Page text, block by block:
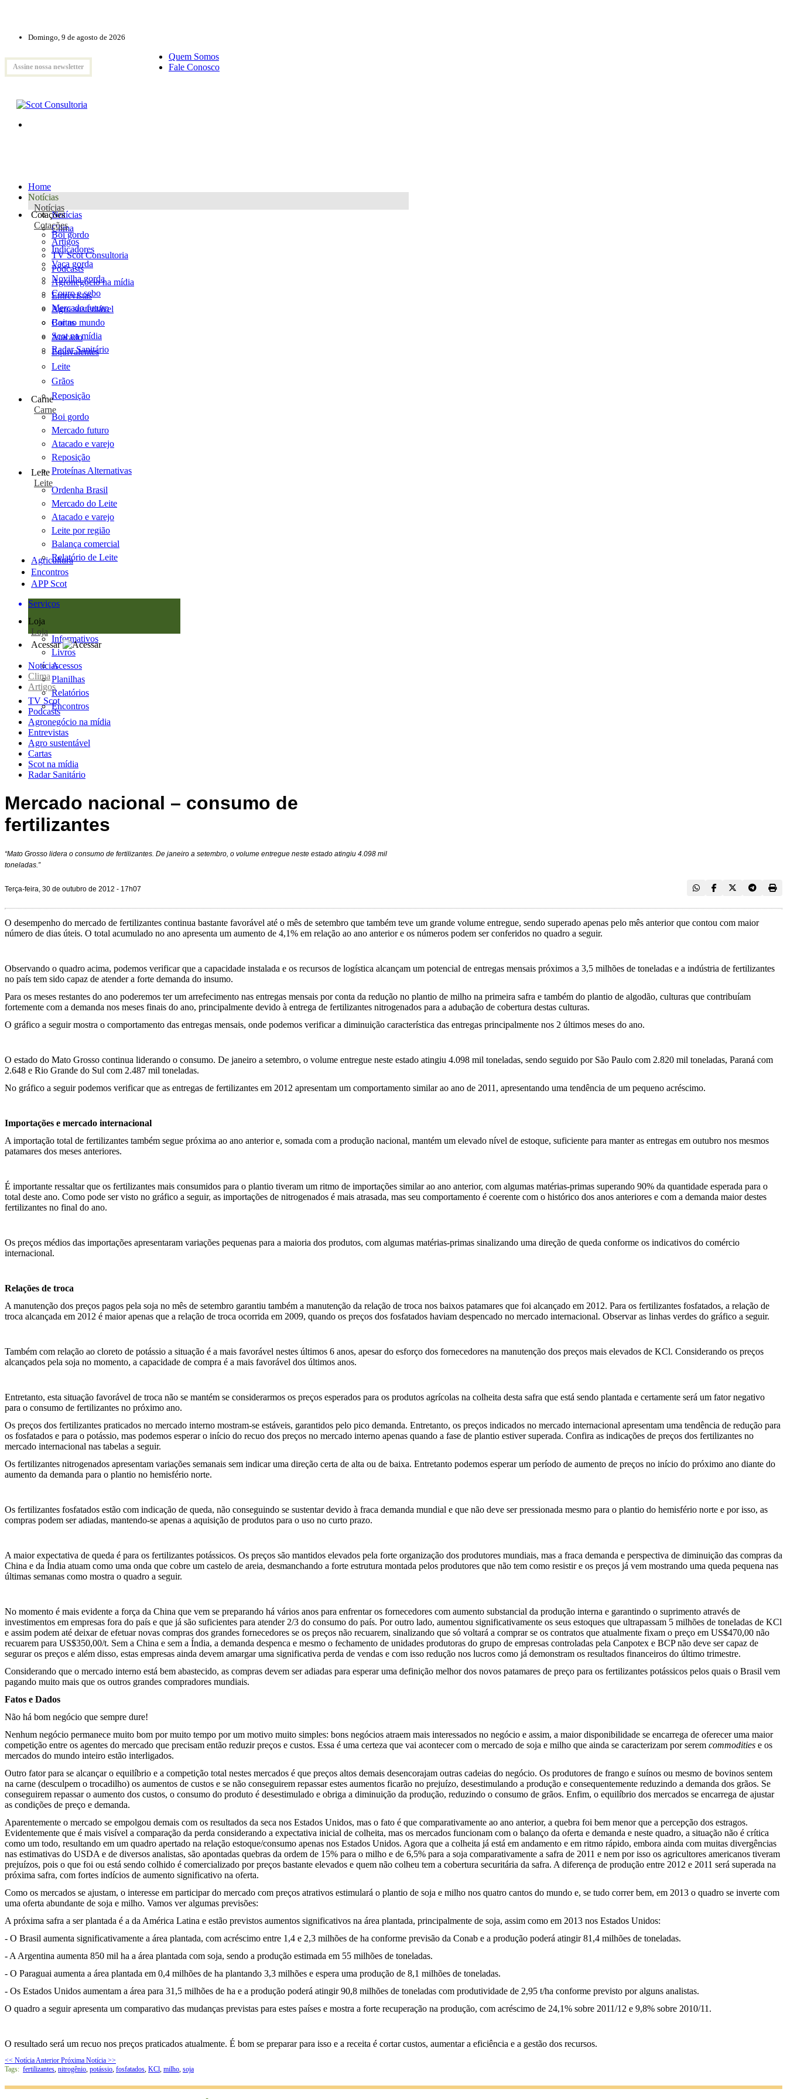
Domingo, 9 de agosto de 2026
Assine nossa newsletter
Quem Somos
Fale Conosco
Home
Notícias
Notícias
Notícias
Clima
Artigos
TV Scot Consultoria
Podcasts
Agronegócio na mídia
Entrevistas
Agro sustentável
Cartas
Scot na mídia
Radar Sanitário
Cotações
Cotações
Boi gordo
Indicadores
Vaca gorda
Novilha gorda
Couro e sebo
Mercado futuro
Boi no mundo
Atacado
Equivalentes
Leite
Grãos
Reposição
Carne
Carne
Boi gordo
Mercado futuro
Atacado e varejo
Reposição
Proteínas Alternativas
Leite
Leite
Ordenha Brasil
Mercado do Leite
Atacado e varejo
Leite por região
Balança comercial
Relatório de Leite
Agricultura
Encontros
APP Scot
Serviços
Loja
Loja
Informativos
Livros
Acessos
Planilhas
Relatórios
Encontros
Acessar
Notícias
Clima
Artigos
TV Scot
Podcasts
Agronegócio na mídia
Entrevistas
Agro sustentável
Cartas
Scot na mídia
Radar Sanitário
Mercado nacional – consumo de
fertilizantes
“Mato Grosso lidera o consumo de fertilizantes. De janeiro a setembro, o volume entregue neste estado atingiu 4.098 mil
toneladas.”
Terça-feira, 30 de outubro de 2012 - 17h07
O desempenho do mercado de fertilizantes continua bastante favorável até o mês de setembro que também teve um grande volume entregue, sendo superado apenas pelo mês anterior que contou com maior
número de dias úteis. O total acumulado no ano apresenta um aumento de 4,1% em relação ao ano anterior e os números podem ser conferidos no quadro a seguir.
Observando o quadro acima, podemos verificar que a capacidade instalada e os recursos de logística alcançam um potencial de entregas mensais próximos a 3,5 milhões de toneladas e a indústria de fertilizantes
no país tem sido capaz de atender a forte demanda do insumo.
Para os meses restantes do ano poderemos ter um arrefecimento nas entregas mensais por conta da redução no plantio de milho na primeira safra e também do plantio de algodão, culturas que contribuíam
fortemente com a demanda nos meses finais do ano, principalmente devido à entrega de fertilizantes nitrogenados para a adubação de cobertura destas culturas.
O gráfico a seguir mostra o comportamento das entregas mensais, onde podemos verificar a diminuição característica das entregas principalmente nos 2 últimos meses do ano.
O estado do Mato Grosso continua liderando o consumo. De janeiro a setembro, o volume entregue neste estado atingiu 4.098 mil toneladas, sendo seguido por São Paulo com 2.820 mil toneladas, Paraná com
2.648 e Rio Grande do Sul com 2.487 mil toneladas.
No gráfico a seguir podemos verificar que as entregas de fertilizantes em 2012 apresentam um comportamento similar ao ano de 2011, apresentando uma tendência de um pequeno acréscimo.
Importações e mercado internacional
A importação total de fertilizantes também segue próxima ao ano anterior e, somada com a produção nacional, mantém um elevado nível de estoque, suficiente para manter as entregas em outubro nos mesmos
patamares dos meses anteriores.
É importante ressaltar que os fertilizantes mais consumidos para o plantio tiveram um ritmo de importações similar ao ano anterior, com algumas matérias-primas superando 90% da quantidade esperada para o
total deste ano. Como pode ser visto no gráfico a seguir, as importações de nitrogenados é mais atrasada, mas seu comportamento é coerente com o histórico dos anos anteriores e com a demanda maior destes
fertilizantes no final do ano.
Os preços médios das importações apresentaram variações pequenas para a maioria dos produtos, com algumas matérias-primas sinalizando uma direção de queda conforme os indicativos do comércio
internacional.
Relações de troca
A manutenção dos preços pagos pela soja no mês de setembro garantiu também a manutenção da relação de troca nos baixos patamares que foi alcançado em 2012. Para os fertilizantes fosfatados, a relação de
troca alcançada em 2012 é maior apenas que a relação de troca ocorrida em 2009, quando os preços dos fosfatados haviam despencado no mercado internacional. Observar as linhas verdes do gráfico a seguir.
Também com relação ao cloreto de potássio a situação é a mais favorável nestes últimos 6 anos, apesar do esforço dos fornecedores na manutenção dos preços mais elevados de KCl. Considerando os preços
alcançados pela soja no momento, a capacidade de compra é a mais favorável dos últimos anos.
Entretanto, esta situação favorável de troca não se mantém se considerarmos os preços esperados para os produtos agrícolas na colheita desta safra que está sendo plantada e certamente será um fator negativo
para o consumo de fertilizantes no próximo ano.
Os preços dos fertilizantes praticados no mercado interno mostram-se estáveis, garantidos pelo pico demanda. Entretanto, os preços indicados no mercado internacional apresentam uma tendência de redução para
os fosfatados e para o potássio, mas podemos esperar o início do recuo dos preços no mercado interno apenas quando a fase de plantio estiver superada. Confira as indicações de preços dos fertilizantes no
mercado internacional nas tabelas a seguir.
Os fertilizantes nitrogenados apresentam variações semanais sem indicar uma direção certa de alta ou de baixa. Entretanto podemos esperar um período de aumento de preços no início do próximo ano diante do
aumento da demanda para o plantio no hemisfério norte.
Os fertilizantes fosfatados estão com indicação de queda, não conseguindo se sustentar devido à fraca demanda mundial e que não deve ser pressionada mesmo para o plantio do hemisfério norte e por isso, as
compras podem ser adiadas, mantendo-se apenas a aquisição de produtos para o uso no curto prazo.
A maior expectativa de queda é para os fertilizantes potássicos. Os preços são mantidos elevados pela forte organização dos produtores mundiais, mas a fraca demanda e perspectiva de diminuição das compras da
China e da Índia atuam como uma onda que cobre um castelo de areia, desmanchando a forte estrutura montada pelos produtores que não tem como resistir e os preços já vem mostrando uma queda pequena nas
últimas semanas como mostra o quadro a seguir.
No momento é mais evidente a força da China que vem se preparando há vários anos para enfrentar os fornecedores com aumento substancial da produção interna e garantindo o suprimento através de
investimentos em empresas fora do país e que já são suficientes para atender 2/3 do consumo do país. Por outro lado, aumentou significativamente os seus estoques que ultrapassam 5 milhões de toneladas de KCl
e assim podem até deixar de efetuar novas compras dos grandes fornecedores se os preços não recuarem, sinalizando que só voltará a comprar se os contratos que atualmente fixam o preço em US$470,00 não
recuarem para US$350,00/t. Sem a China e sem a Índia, a demanda despenca e mesmo o fechamento de unidades produtoras do grupo de empresas controladas pela Canpotex e BCP não deve ser capaz de
segurar os preços e além disso, estas empresas ainda devem amargar uma significativa perda de vendas e com isso redução nos lucros como já demonstram os resultados financeiros do último trimestre.
Considerando que o mercado interno está bem abastecido, as compras devem ser adiadas para esperar uma definição melhor dos novos patamares de preço para os fertilizantes potássicos pelos quais o Brasil vem
pagando muito mais que os outros grandes compradores mundiais.
Fatos e Dados
Não há bom negócio que sempre dure!
Nenhum negócio permanece muito bom por muito tempo por um motivo muito simples: bons negócios atraem mais interessados no negócio e assim, a maior disponibilidade se encarrega de oferecer uma maior
competição entre os agentes do mercado que precisam então reduzir preços e custos. Essa é uma certeza que vai acontecer com o mercado de soja e milho que ainda se caracterizam por serem commodities e os
mercados do mundo inteiro estão interligados.
Outro fator para se alcançar o equilíbrio e a competição total nestes mercados é que preços altos demais desencorajam outras cadeias do negócio. Os produtores de frango e suínos ou mesmo de bovinos sentem
na carne (desculpem o trocadilho) os aumentos de custos e se não conseguirem repassar estes aumentos ficarão no prejuízo, desestimulando a produção e consequentemente reduzindo a demanda dos grãos. Se
conseguirem repassar o aumento dos custos, o consumo do produto é desestimulado e obriga a diminuição da produção, reduzindo o consumo de grãos. Enfim, o equilíbrio dos mercados se encarrega de ajustar
as condições de preço e demanda.
Aparentemente o mercado se empolgou demais com os resultados da seca nos Estados Unidos, mas o fato é que comparativamente ao ano anterior, a quebra foi bem menor que a percepção dos estragos.
Evidentemente que é mais visível a comparação da perda considerando a expectativa inicial de colheita, mas os mercados funcionam com o balanço da oferta e demanda e neste quadro, a situação não é crítica
como um todo, resultando em um quadro apertado na relação estoque/consumo apenas nos Estados Unidos. Agora que a colheita já está em andamento e em ritmo rápido, embora ainda com muitas divergências
nas estimativas do USDA e de diversos analistas, são apontadas quebras da ordem de 15% para o milho e de 6,5% para a soja comparativamente a safra de 2011 e nem por isso os agricultores americanos tiveram
prejuízos, pois o que foi ou está sendo colhido é comercializado por preços bastante elevados e quem não colheu tem a cobertura securitária da safra. A diferença de produção entre 2012 e 2011 será superada na
próxima safra, com fortes indícios de aumento significativo na oferta.
Como os mercados se ajustam, o interesse em participar do mercado com preços atrativos estimulará o plantio de soja e milho nos quatro cantos do mundo e, se tudo correr bem, em 2013 o quadro se inverte com
uma oferta abundante de soja e milho. Vamos ver algumas previsões:
A próxima safra a ser plantada é a da América Latina e estão previstos aumentos significativos na área plantada, principalmente de soja, assim como em 2013 nos Estados Unidos:
- O Brasil aumenta significativamente a área plantada, com acréscimo entre 1,4 e 2,3 milhões de ha conforme previsão da Conab e a produção poderá atingir 81,4 milhões de toneladas.
- A Argentina aumenta 850 mil ha a área plantada com soja, sendo a produção estimada em 55 milhões de toneladas.
- O Paraguai aumenta a área plantada em 0,4 milhões de ha plantando 3,3 milhões e espera uma produção de 8,1 milhões de toneladas.
- Os Estados Unidos aumentam a área para 31,5 milhões de ha e a produção poderá atingir 90,8 milhões de toneladas com produtividade de 2,95 t/ha conforme previsto por alguns analistas.
O quadro a seguir apresenta um comparativo das mudanças previstas para estes países e mostra a forte recuperação na produção, com acréscimo de 24,1% sobre 2011/12 e 9,8% sobre 2010/11.
O resultado será um recuo nos preços praticados atualmente. É bom se preparar para isso e a receita é cortar custos, aumentar a eficiência e a gestão dos recursos.
<< Notícia Anterior Próxima Notícia >>
Tags: fertilizantes, nitrogênio, potássio, fosfatados, KCl, milho, soja